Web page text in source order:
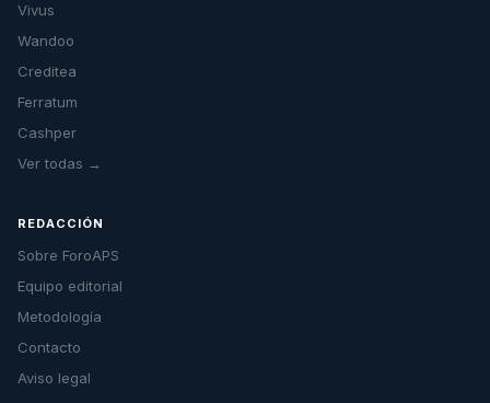
Vivus
Wandoo
Creditea
Ferratum
Cashper
Ver todas →
REDACCIÓN
Sobre ForoAPS
Equipo editorial
Metodología
Contacto
Aviso legal